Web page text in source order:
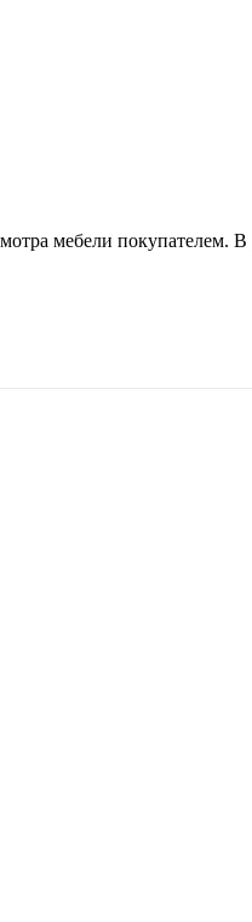
мебели покупателем.